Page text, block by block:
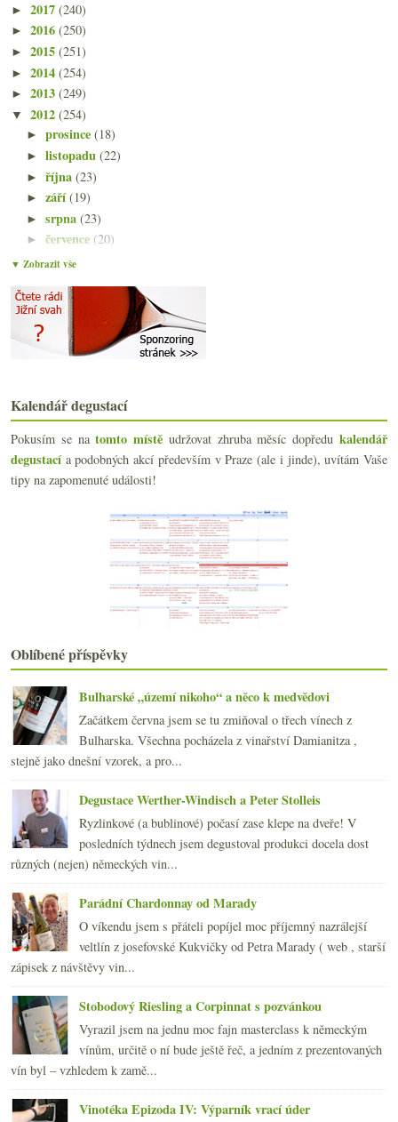
► 2017 (240)
► 2016 (250)
► 2015 (251)
► 2014 (254)
► 2013 (249)
▼ 2012 (254)
►prosince(18)
►listopadu(22)
►října(23)
►září(19)
►srpna(23)
►července (20)
▼června
Vtipný čínský vinný padělek
Bubliny z Jury k překlepu
Žižkovské pivobraní a Pivo na Hrad!
Jak vybrat víno s nepříliš zábavnou degustací
Zweigelt rosé od Korábů a Sauvignon blanc od Erraz...
Francouzské okénko - Milionový Montrachet, krupobi...
Guy Bussière a jeho rustikální vína
Maďarský pinot a vyzrálejší Rioja
Nesnáším slevy, vždycky se děsně prodraží…
Letní osvěžení v trochu luxusnějším duchu
Výsledky ankety „Müller Thurgau...“
Mladý Zweigelt od Osičků
Humor při pátku, třeba se sklepmistrem
Fajn ryzlink a bílé z Gaskoňska
Dva duby a pět vín ročníku 2009
Zajímavá cava a zásuvky vzor „Bordeaux“
Základní nerezové Chablis co prostě chutná
►května
►dubna
►března(23)
února(21)
►ledna(23)
2011 (252)
►2010(249)
►2009(249)
►2008(270)
►2007(108)
▼ Zobrazit vše
Kalendář degustací
Pokusím se natomto místě udržovat zhruba měsíc dopředukalendář
degustacía podobných akcí především v Praze (ale i jinde), uvítám Vaše
tipy na zapomenuté události!
Oblíbené příspěvky
Bulharské „území nikoho“ a něco k medvědovi
Začátkem června jsem se tu zmiňoval o třech vínech z
Bulharska. Všechna pocházela z vinařství Damianitza ,
stejně jako dnešní vzorek, a pro...
Degustace Werther-Windisch a Peter Stolleis
Ryzlinkové (a bublinové) počasí zase klepe na dveře! V
posledních týdnech jsem degustoval produkci docela dost
různých (nejen) německých vin...
Parádní Chardonnay od Marady
O víkendu jsem s přáteli popíjel moc příjemný nazrálejší
veltlín z josefovské Kukvičky od Petra Marady ( web , starší
zápisek z návštěvy vin...
Stobodový Riesling a Corpinnat s pozvánkou
Vyrazil jsem na jednu moc fajn masterclass k německým
vínům, určitě o ní bude ještě řeč, a jedním z prezentovaných
vín byl – vzhledem k zamě...
Vinotéka Epizoda IV: Výparník vrací úder